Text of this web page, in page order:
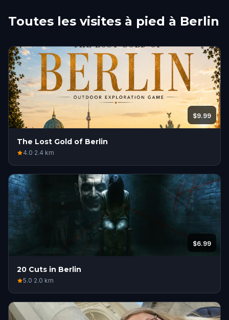
Toutes les visites à pied à Berlin
$9.99
The Lost Gold of Berlin
4.0·2.4 km
$6.99
20 Cuts in Berlin
5.0·2.0 km